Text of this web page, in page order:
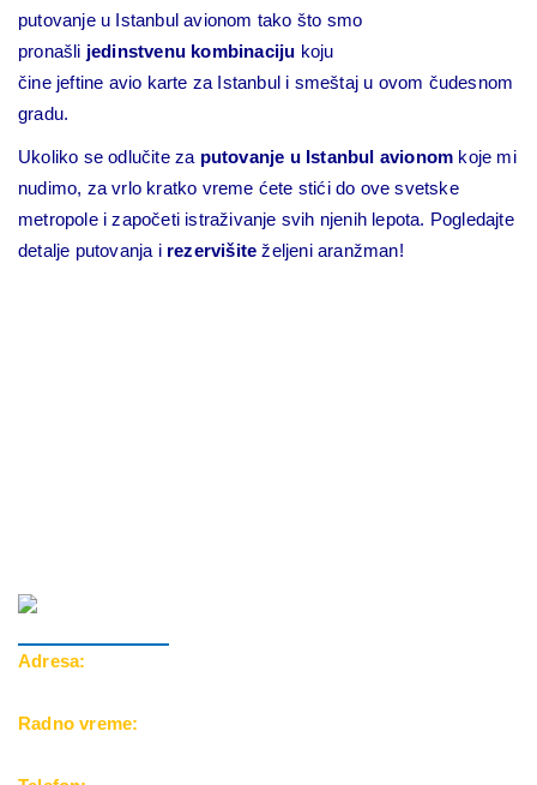
putovanje u Istanbul avionom tako što smo
pronašli jedinstvenu kombinaciju koju
čine jeftine avio karte za Istanbul i smeštaj u ovom čudesnom
gradu.
Ukoliko se odlučite za putovanje u Istanbul avionom koje mi
nudimo, za vrlo kratko vreme ćete stići do ove svetske
metropole i započeti istraživanje svih njenih lepota. Pogledajte
detalje putovanja irezervišite željeni aranžman!
Adresa:
Radno vreme: